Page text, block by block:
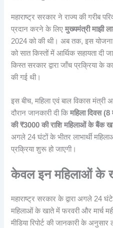
महाराष्ट्र सरकार ने राज्य की गरीब
प्रदान करने के लिएमुख्यमंत्री माझी
2024 को की थी। अब तक, इस
को सात किस्तों में आर्थिक सहायता दी
किस्त सरकार द्वारा जाँच प्रक्रिया के
की गई थी।
इस बीच, महिला एवं बाल विकास मंत्री
दौरान जानकारी दी किमहिला दिवस
की ₹3000 की राशि महिलाओं के बैंक
अगले 24 घंटों के भीतर लाभार्थी
प्रक्रिया शुरू हो जाएगी।
केवल इन महिलाओं के
महाराष्ट्र सरकार के द्वारा अगले 24
महिलाओं के खाते में फरवरी और मार्च
मीडिया रिपोर्ट की जानकारी के